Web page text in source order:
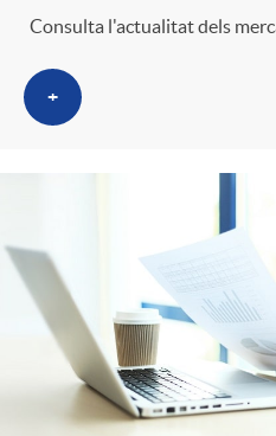
Consulta l'actualitat dels
+